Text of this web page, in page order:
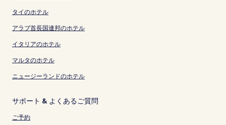
タイのホテル
アラブ首長国連邦のホテル
イタリアのホテル
マルタのホテル
ニュージーランドのホテル
サポート & よくあるご質問
ご予約